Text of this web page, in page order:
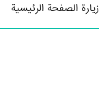
زيارة الصفحة الرئيسية